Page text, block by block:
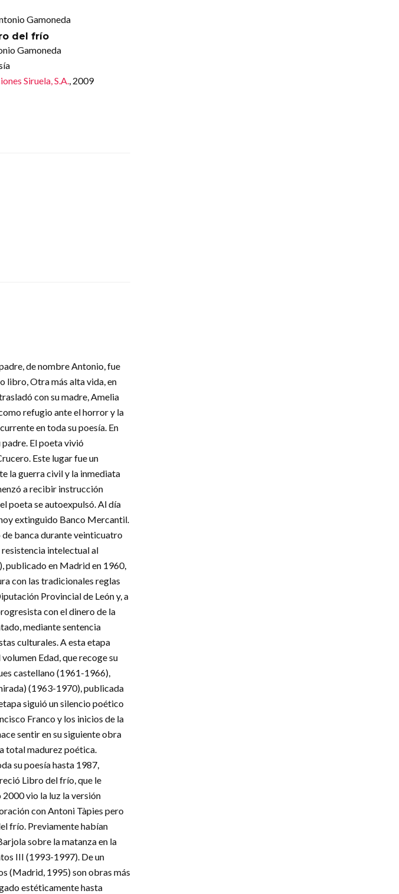
del frío
Gamoneda
Siruela, S.A., 2009
de nombre Antonio, fue
libro, Otra más alta vida, en
con su madre, Amelia
refugio ante el horror y la
en toda su poesía. En
padre. El poeta vivió
Este lugar fue un
la guerra civil y la inmediata
a recibir instrucción
poeta se autoexpulsó. Al día
extinguido Banco Mercantil.
de banca durante veinticuatro
intelectual al
publicado en Madrid en 1960,
con las tradicionales reglas
Provincial de León y, a
con el dinero de la
mediante sentencia
culturales. A esta etapa
Edad, que recoge su
castellano (1961-1966),
(1963-1970), publicada
siguió un silencio poético
Franco y los inicios de la
sentir en su siguiente obra
total madurez poética.
su poesía hasta 1987,
Libro del frío, que le
2000 vio la luz la versión
con Antoni Tàpies pero
frío. Previamente habían
sobre la matanza en la
III (1993-1997). De un
(Madrid, 1995) son obras más
estéticamente hasta